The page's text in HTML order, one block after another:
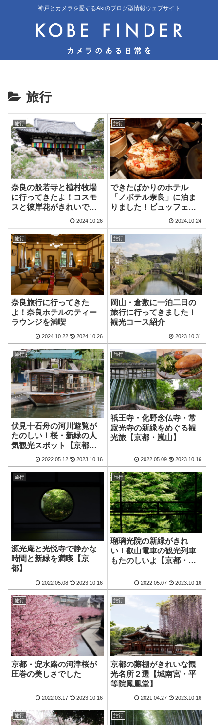
神戸とカメラを愛するAkiのブログ型情報ウェブサイト
旅行
旅行
奈良の般若寺と植村牧場
に行ってきたよ！コスモ
スと彼岸花がきれいでし
2024.10.26
旅行
できたばかりのホテル
「ノボテル奈良」に泊ま
りました！ビュッフェの
焼きたてピザがおいしい
2024.10.24
旅行
奈良旅行に行ってきた
よ！奈良ホテルのティー
ラウンジを満喫
2024.10.22 2024.10.26
旅行
岡山・倉敷に一泊二日の
旅行に行ってきました！
観光コース紹介
2023.10.31
旅行
伏見十石舟の河川遊覧が
たのしい！桜・新緑の人
気観光スポット【京都・
2022.05.12 2023.10.16
旅行
祇王寺・化野念仏寺・常
寂光寺の新緑をめぐる観
光旅【京都・嵐山】
2022.05.09 2023.10.16
旅行
源光庵と光悦寺で静かな
時間と新緑を満喫【京
都】
2022.05.08 2023.10.16
旅行
瑠璃光院の新緑がきれ
い！叡山電車の観光列車
もたのしいよ【京都・八
2022.05.07 2023.10.16
旅行
京都・淀水路の河津桜が
圧巻の美しさでした
2022.03.17 2023.10.16
旅行
京都の藤棚がきれいな観
光名所２選【城南宮・平
等院鳳凰堂】
2021.04.27 2023.10.16
旅行 旅行